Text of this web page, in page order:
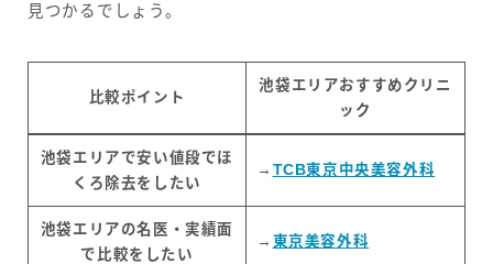
見つかるでしょう。
比較ポイント
池袋エリアおすすめクリニ
ック
池袋エリアで安い値段でほ
くろ除去をしたい
→ TCB東京中央美容外科
池袋エリアの名医・実績面
で比較をしたい
→ 東京美容外科